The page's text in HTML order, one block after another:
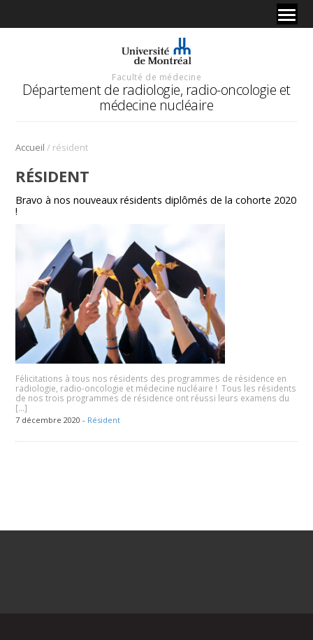
Faculté de médecine
Département de radiologie, radio-oncologie et
médecine nucléaire
Accueil / résident
RÉSIDENT
Bravo à nos nouveaux résidents diplômés de la cohorte 2020
!
Félicitations à tous nos résidents des programmes de résidence en
radiologie, radio-oncologie et médecine nucléaire ! Tous les résidents
de nos trois programmes de résidence ont réussi leurs examens du
[…]
7 décembre 2020 - Résident